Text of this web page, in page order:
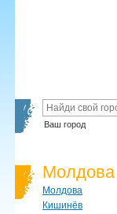
Ваш город
Молдова
Молдова
Кишинёв